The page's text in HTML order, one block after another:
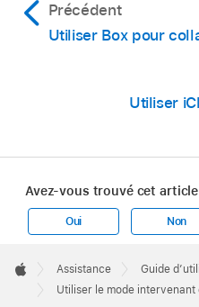
Précédent
Utiliser Box pour
Utiliser
Avez-vous trouvé cet
Oui Non
Footer

Apple
Assistance
Guide
Utiliser le mode intervenant